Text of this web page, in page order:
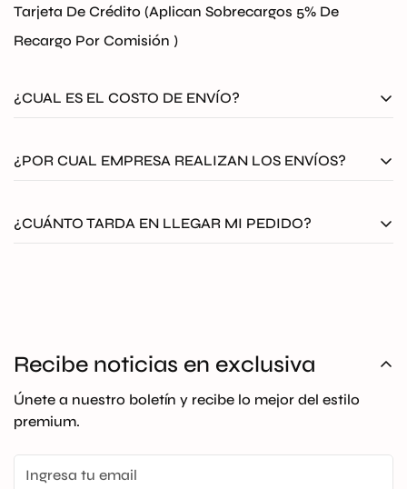
Tarjeta De Crédito (Aplican Sobrecargos 5% De
Recargo Por Comisión )
¿CUAL ES EL COSTO DE ENVÍO?
a todo
Colombia. Aplican T&C
¿POR CUAL EMPRESA REALIZAN LOS ENVÍOS?
Todos nuestros envíos se despachan asegurados por
medio de Coordinadora, Envia o Servientrega.
¿CUÁNTO TARDA EN LLEGAR MI PEDIDO?
a 18 días hábiles.
Recibe noticias en exclusiva
Únete a nuestro boletín y recibe lo mejor del estilo
premium.